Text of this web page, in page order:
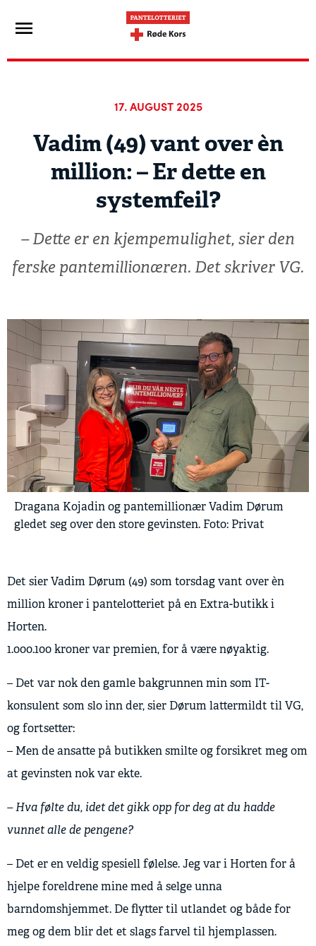
17. AUGUST 2025
Vadim (49) vant over èn
million: –⁠ Er dette en
systemfeil?
– Dette er en kjempemulighet, sier den
ferske pantemillionæren. Det skriver VG.
Dragana Kojadin og pantemillionær Vadim Dørum
gledet seg over den store gevinsten. Foto: Privat
Det sier Vadim Dørum (49) som torsdag vant over èn
million kroner i pantelotteriet på en Extra-butikk i
Horten.
1.000.100 kroner var premien, for å være nøyaktig.
– Det var nok den gamle bakgrunnen min som IT-
konsulent som slo inn der, sier Dørum lattermildt til VG,
og fortsetter:
– Men de ansatte på butikken smilte og forsikret meg om
at gevinsten nok var ekte.
– Hva følte du, idet det gikk opp for deg at du hadde
vunnet alle de pengene?
– Det er en veldig spesiell følelse. Jeg var i Horten for å
hjelpe foreldrene mine med å selge unna
barndomshjemmet. De flytter til utlandet og både for
meg og dem blir det et slags farvel til hjemplassen.